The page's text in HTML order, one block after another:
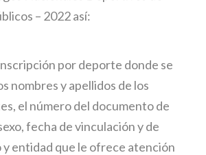
– 2022 así:
por deporte donde se
nombres y apellidos de los
el número del documento de
fecha de vinculación y de
entidad que le ofrece atención